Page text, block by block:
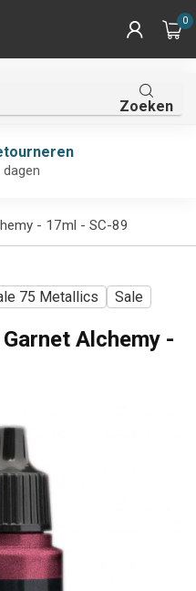
0
Zoeken
dagen
- 17ml - SC-89
75 Metallics Sale
Alchemy -